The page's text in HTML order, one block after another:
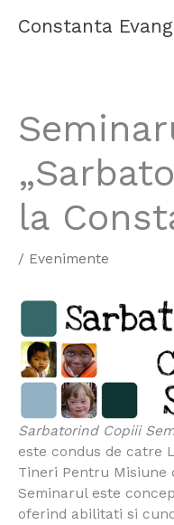
Constanta
la
/ Evenimente
Sarbatorind Copiii
este condus de catre
Tineri Pentru Misiune
Seminarul este
oferind abilitati si